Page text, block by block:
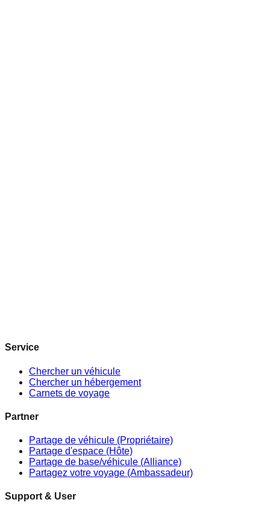
Service
Chercher un véhicule
Chercher un hébergement
Carnets de voyage
Partner
Partage de véhicule (Propriétaire)
Partage d'espace (Hôte)
Partage de base/véhicule (Alliance)
Partagez votre voyage (Ambassadeur)
Support & User